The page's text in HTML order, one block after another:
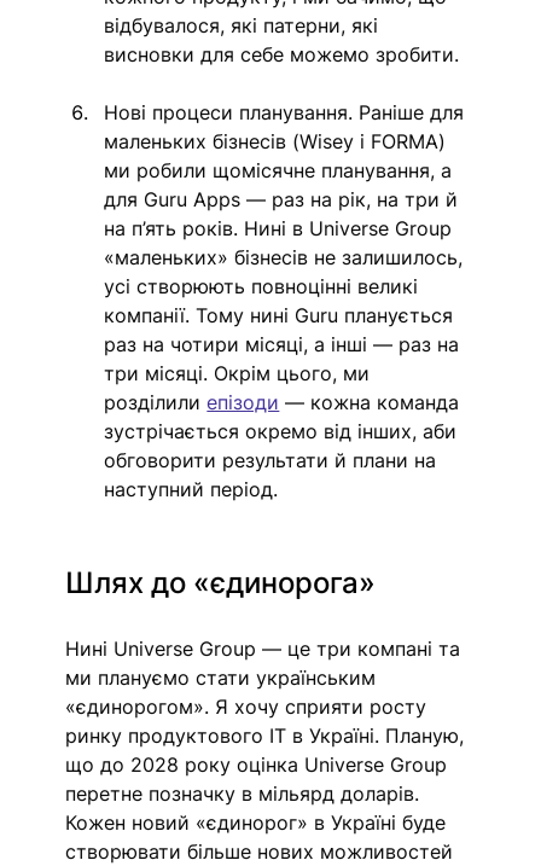
відбувалося, які патерни, які
висновки для себе можемо зробити.
Нові процеси планування. Раніше для
маленьких бізнесів (Wisey і FORMA)
ми робили щомісячне планування, а
для Guru Apps — раз на рік, на три й
на п’ять років. Нині в Universe Group
«маленьких» бізнесів не залишилось,
усі створюють повноцінні великі
компанії. Тому нині Guru планується
раз на чотири місяці, а інші — раз на
три місяці. Окрім цього, ми
розділили епізоди — кожна команда
зустрічається окремо від інших, аби
обговорити результати й плани на
наступний період.
Шлях до «єдинорога»
Нині Universe Group — це три компані та
ми плануємо стати українським
«єдинорогом». Я хочу сприяти росту
ринку продуктового ІТ в Україні. Планую,
що до 2028 року оцінка Universe Group
перетне позначку в мільярд доларів.
Кожен новий «єдинорог» в Україні буде
створювати більше нових можливостей